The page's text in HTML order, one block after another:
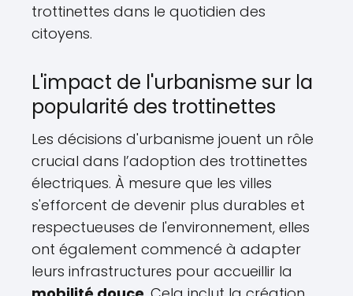
trottinettes dans le quotidien des
citoyens.
L'impact de l'urbanisme sur la
popularité des trottinettes
Les décisions d'urbanisme jouent un rôle
crucial dans l’adoption des trottinettes
électriques. À mesure que les villes
s'efforcent de devenir plus durables et
respectueuses de l'environnement, elles
ont également commencé à adapter
leurs infrastructures pour accueillir la